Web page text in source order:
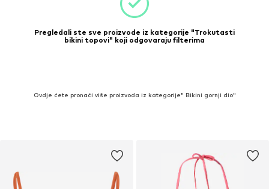
Pregledali ste sve proizvode iz kategorije "Trokutasti
bikini topovi" koji odgovaraju filterima
Ovdje ćete pronaći više proizvoda iz kategorije" Bikini gornji dio"